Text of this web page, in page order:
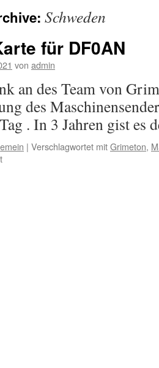
Schweden
für DF0AN
von admin
an des Team von
des
. In 3 Jahren gist es
| Verschlagwortet mitGrimeton,
für